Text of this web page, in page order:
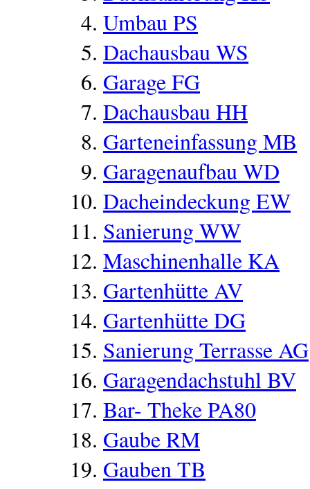
Umbau PS
Dachausbau WS
Garage FG
Dachausbau HH
Garteneinfassung MB
Garagenaufbau WD
Dacheindeckung EW
Sanierung WW
Maschinenhalle KA
Gartenhütte AV
Gartenhütte DG
Sanierung Terrasse AG
Garagendachstuhl BV
Bar- Theke PA80
Gaube RM
Gauben TB